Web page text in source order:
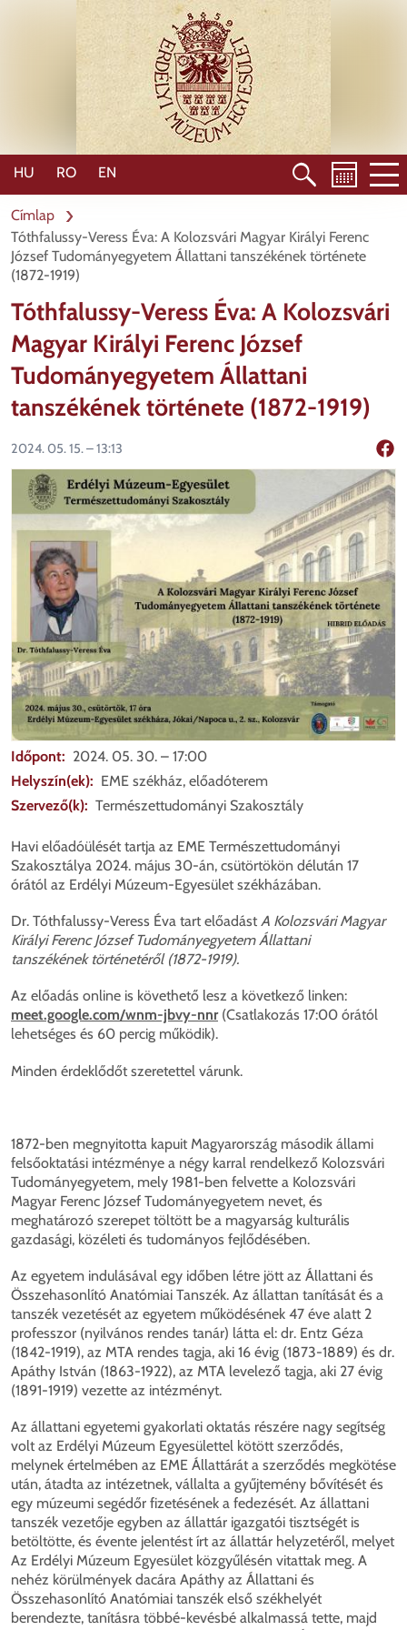
HU RO EN
Címlap
Tóthfalussy-Veress Éva: A Kolozsvári Magyar Királyi Ferenc
József Tudományegyetem Állattani tanszékének története
(1872-1919)
Tóthfalussy-Veress Éva: A Kolozsvári
Magyar Királyi Ferenc József
Tudományegyetem Állattani
tanszékének története (1872-1919)
2024. 05. 15. – 13:13
Időpont
2024. 05. 30. – 17:00
Helyszín(ek)
EME székház, előadóterem
Szervező(k)
Természettudományi Szakosztály
Havi előadóülését tartja az EME Természettudományi
Szakosztálya 2024. május 30-án, csütörtökön délután 17
órától az Erdélyi Múzeum-Egyesület székházában.
Dr. Tóthfalussy-Veress Éva tart előadást A Kolozsvári Magyar
Királyi Ferenc József Tudományegyetem Állattani
tanszékének történetéről (1872-1919).
Az előadás online is követhető lesz a következő linken:
meet.google.com/wnm-jbvy-nnr (Csatlakozás 17:00 órától
lehetséges és 60 percig működik).
Minden érdeklődőt szeretettel várunk.
1872-ben megnyitotta kapuit Magyarország második állami
felsőoktatási intézménye a négy karral rendelkező Kolozsvári
Tudományegyetem, mely 1981-ben felvette a Kolozsvári
Magyar Ferenc József Tudományegyetem nevet, és
meghatározó szerepet töltött be a magyarság kulturális
gazdasági, közéleti és tudományos fejlődésében.
Az egyetem indulásával egy időben létre jött az Állattani és
Összehasonlító Anatómiai Tanszék. Az állattan tanítását és a
tanszék vezetését az egyetem működésének 47 éve alatt 2
professzor (nyilvános rendes tanár) látta el: dr. Entz Géza
(1842-1919), az MTA rendes tagja, aki 16 évig (1873-1889) és dr.
Apáthy István (1863-1922), az MTA levelező tagja, aki 27 évig
(1891-1919) vezette az intézményt.
Az állattani egyetemi gyakorlati oktatás részére nagy segítség
volt az Erdélyi Múzeum Egyesülettel kötött szerződés,
melynek értelmében az EME Állattárát a szerződés megkötése
után, átadta az intézetnek, vállalta a gyűjtemény bővítését és
egy múzeumi segédőr fizetésének a fedezését. Az állattani
tanszék vezetője egyben az állattár igazgatói tisztségét is
betöltötte, és évente jelentést írt az állattár helyzetéről, melyet
Az Erdélyi Múzeum Egyesület közgyűlésén vitattak meg. A
nehéz körülmények dacára Apáthy az Állattani és
Összehasonlító Anatómiai tanszék első székhelyét
berendezte, tanításra többé-kevésbé alkalmassá tette, majd